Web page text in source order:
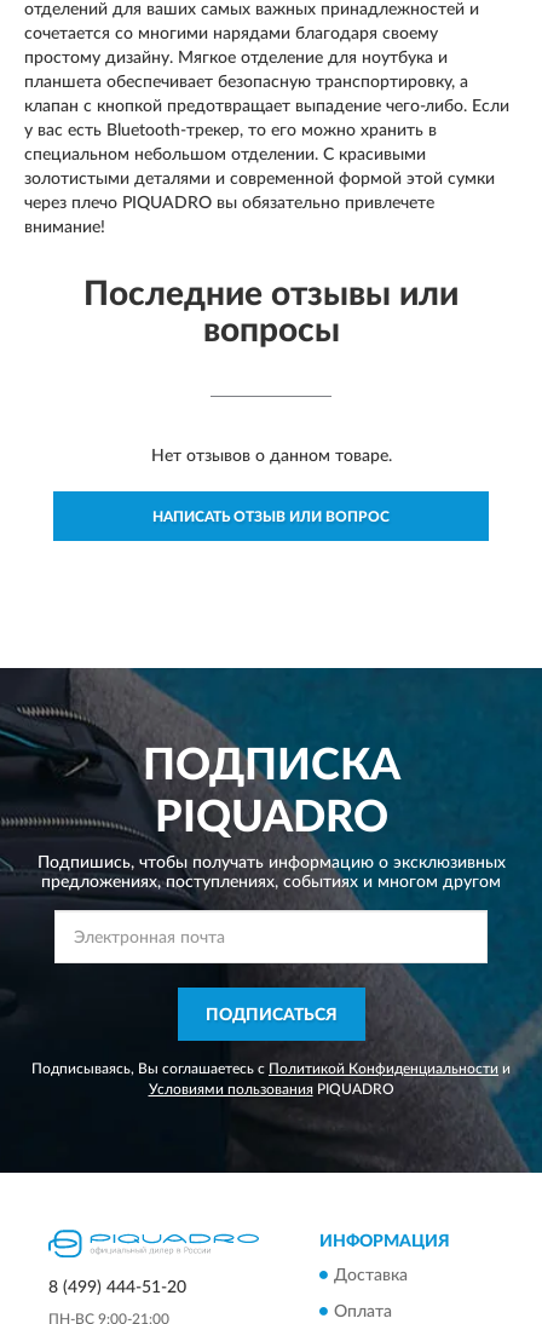
отделений для ваших самых важных принадлежностей и
сочетается со многими нарядами благодаря своему
простому дизайну. Мягкое отделение для ноутбука и
планшета обеспечивает безопасную транспортировку, а
клапан с кнопкой предотвращает выпадение чего-либо. Если
у вас есть Bluetooth-трекер, то его можно хранить в
специальном небольшом отделении. С красивыми
золотистыми деталями и современной формой этой сумки
через плечо PIQUADRO вы обязательно привлечете
внимание!
Последние отзывы или
вопросы
Нет отзывов о данном товаре.
НАПИСАТЬ ОТЗЫВ ИЛИ ВОПРОС
ПОДПИСКА
PIQUADRO
Подпишись, чтобы получать информацию о эксклюзивных
предложениях,поступлениях, событиях и многом другом
ПОДПИСАТЬСЯ
Подписываясь, Вы соглашаетесь с Политикой Конфиденциальности и
Условиями пользованияPIQUADRO
8 (499) 444-51-20
ПН-ВС 9:00-21:00
ИНФОРМАЦИЯ
Доставка
Оплата